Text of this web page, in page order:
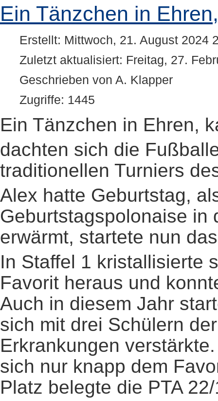
Ein Tänzchen in
Erstellt: Mittwoch, 21. August 2024
Zuletzt aktualisiert: Freitag, 27.
Geschrieben von A. Klapper
Zugriffe: 1445
Ein Tänzchen in Ehren,
dachten sich die
traditionellen Turniers
Alex hatte Geburtstag,
Geburtstagspolonaise in
erwärmt, startete nun
In Staffel 1 kristallisierte
Favorit heraus und
Auch in diesem Jahr
sich mit drei Schülern
Erkrankungen
sich nur knapp dem
Platz belegte die PTA